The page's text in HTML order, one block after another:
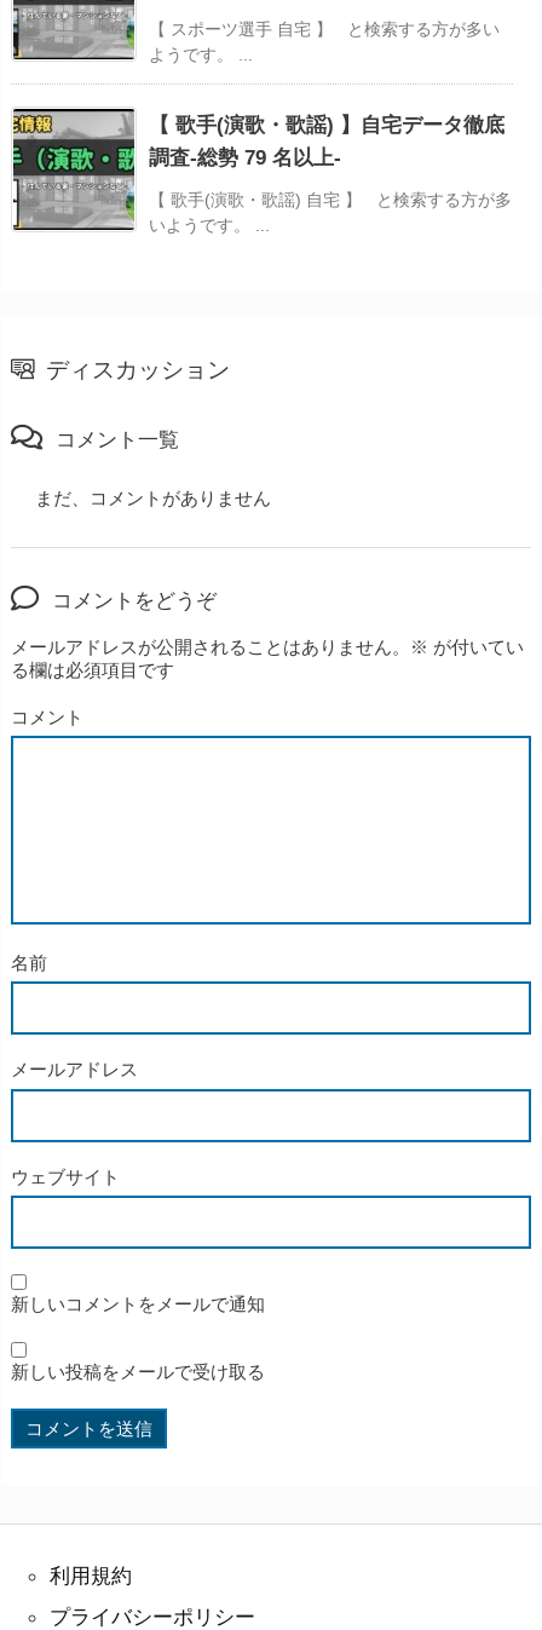
【 スポーツ選手 自宅 】 と検索する方が多い
ようです。 ...
【 歌手(演歌・歌謡) 】自宅データ徹底
調査-総勢 79 名以上-
【 歌手(演歌・歌謡) 自宅 】 と検索する方が多
いようです。 ...
ディスカッション
コメント一覧
まだ、コメントがありません
コメントをどうぞ
メールアドレスが公開されることはありません。 ※ が付いてい
る欄は必須項目です
コメント
名前
メールアドレス
ウェブサイト
新しいコメントをメールで通知
新しい投稿をメールで受け取る
利用規約
プライバシーポリシー